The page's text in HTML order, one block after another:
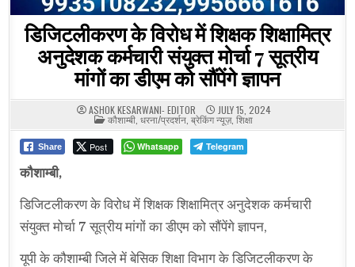
डिजिटलीकरण के विरोध में शिक्षक शिक्षामित्र
अनुदेशक कर्मचारी संयुक्त मोर्चा 7 सूत्रीय
मांगों का डीएम को सौंपेंगे ज्ञापन
ASHOK KESARWANI- EDITOR JULY 15, 2024
POSTED
IN
कौशाम्बी धरना/प्रदर्शन ब्रेकिंग न्यूज़, शिक्षा
Share Post Whatsapp Telegram
कौशाम्बी,
डिजिटलीकरण के विरोध में शिक्षक शिक्षामित्र अनुदेशक कर्मचारी
संयुक्त मोर्चा 7 सूत्रीय मांगों का डीएम को सौंपेंगे ज्ञापन,
यूपी के कौशाम्बी जिले में बेसिक शिक्षा विभाग के डिजिटलीकरण के